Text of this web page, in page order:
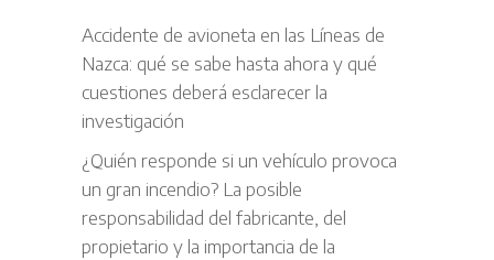
Accidente de avioneta en las Líneas de
Nazca: qué se sabe hasta ahora y qué
cuestiones deberá esclarecer la
investigación
¿Quién responde si un vehículo provoca
un gran incendio? La posible
responsabilidad del fabricante, del
propietario y la importancia de la